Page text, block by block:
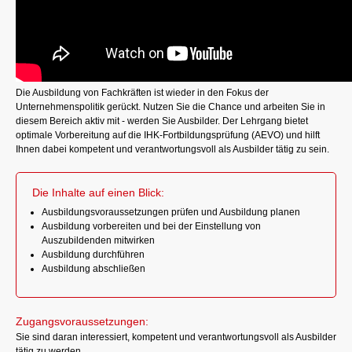
Die Ausbildung von Fachkräften ist wieder in den Fokus der
Unternehmenspolitik gerückt. Nutzen Sie die Chance und arbeiten Sie in
diesem Bereich aktiv mit - werden Sie Ausbilder. Der Lehrgang bietet
optimale Vorbereitung auf die IHK-Fortbildungsprüfung (AEVO) und hilft
Ihnen dabei kompetent und verantwortungsvoll als Ausbilder tätig zu sein.
Die Inhalte auf einen Blick:
Ausbildungsvoraussetzungen prüfen und Ausbildung planen
Ausbildung vorbereiten und bei der Einstellung von
Auszubildenden mitwirken
Ausbildung durchführen
Ausbildung abschließen
Zugangsvoraussetzungen:
Sie sind daran interessiert, kompetent und verantwortungsvoll als Ausbilder